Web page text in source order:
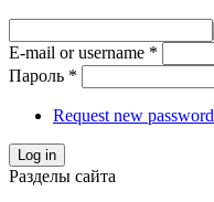
E-mail or username *
Пароль *
Request new password
Log in
Разделы сайта